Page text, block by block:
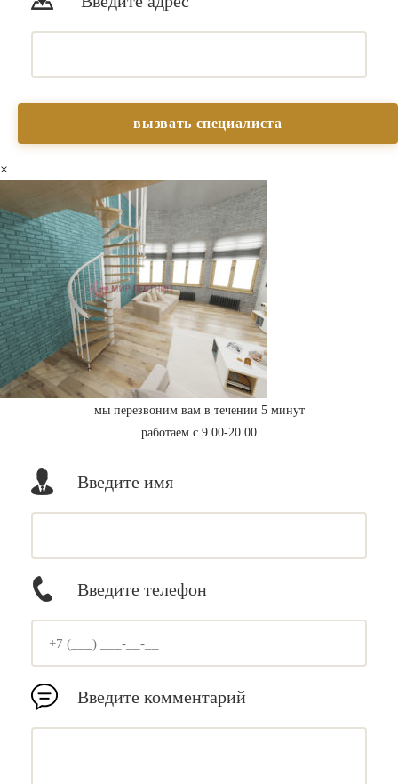
×
мы перезвоним вам в течении 5 минут
работаем с 9.00-20.00
Введите имя
Введите телефон
Введите комментарий